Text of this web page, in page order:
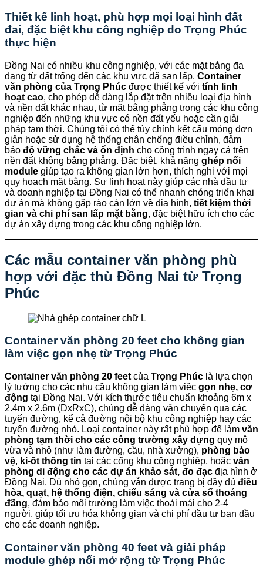
Thiết kế linh hoạt, phù hợp mọi loại hình đất
đai, đặc biệt khu công nghiệp do Trọng Phúc
thực hiện
Đồng Nai có nhiều khu công nghiệp, với các mặt bằng đa
dạng từ đất trống đến các khu vực đã san lấp. Container
văn phòng của Trọng Phúc được thiết kế với tính linh
hoạt cao, cho phép dễ dàng lắp đặt trên nhiều loại địa hình
và nền đất khác nhau, từ mặt bằng phẳng trong các khu công
nghiệp đến những khu vực có nền đất yếu hoặc cần giải
pháp tạm thời. Chúng tôi có thể tùy chỉnh kết cấu móng đơn
giản hoặc sử dụng hệ thống chân chống điều chỉnh, đảm
bảo độ vững chắc và ổn định cho công trình ngay cả trên
nền đất không bằng phẳng. Đặc biệt, khả năng ghép nối
module giúp tạo ra không gian lớn hơn, thích nghi với mọi
quy hoạch mặt bằng. Sự linh hoạt này giúp các nhà đầu tư
và doanh nghiệp tại Đồng Nai có thể nhanh chóng triển khai
dự án mà không gặp rào cản lớn về địa hình, tiết kiệm thời
gian và chi phí san lấp mặt bằng, đặc biệt hữu ích cho các
dự án xây dựng trong các khu công nghiệp lớn.
Các mẫu container văn phòng phù
hợp với đặc thù Đồng Nai từ Trọng
Phúc
Container văn phòng 20 feet cho không gian
làm việc gọn nhẹ từ Trọng Phúc
Container văn phòng 20 feet của Trọng Phúc là lựa chọn
lý tưởng cho các nhu cầu không gian làm việc gọn nhẹ, cơ
động tại Đồng Nai. Với kích thước tiêu chuẩn khoảng 6m x
2.4m x 2.6m (DxRxC), chúng dễ dàng vận chuyển qua các
tuyến đường, kể cả đường nội bộ khu công nghiệp hay các
tuyến đường nhỏ. Loại container này rất phù hợp để làm văn
phòng tạm thời cho các công trường xây dựng quy mô
vừa và nhỏ (như làm đường, cầu, nhà xưởng), phòng bảo
vệ, ki-ốt thông tin tại các cổng khu công nghiệp, hoặc văn
phòng di động cho các dự án khảo sát, đo đạc địa hình ở
Đồng Nai. Dù nhỏ gọn, chúng vẫn được trang bị đầy đủ điều
hòa, quạt, hệ thống điện, chiếu sáng và cửa sổ thoáng
đãng, đảm bảo môi trường làm việc thoải mái cho 2-4
người, giúp tối ưu hóa không gian và chi phí đầu tư ban đầu
cho các doanh nghiệp.
Container văn phòng 40 feet và giải pháp
module ghép nối mở rộng từ Trọng Phúc